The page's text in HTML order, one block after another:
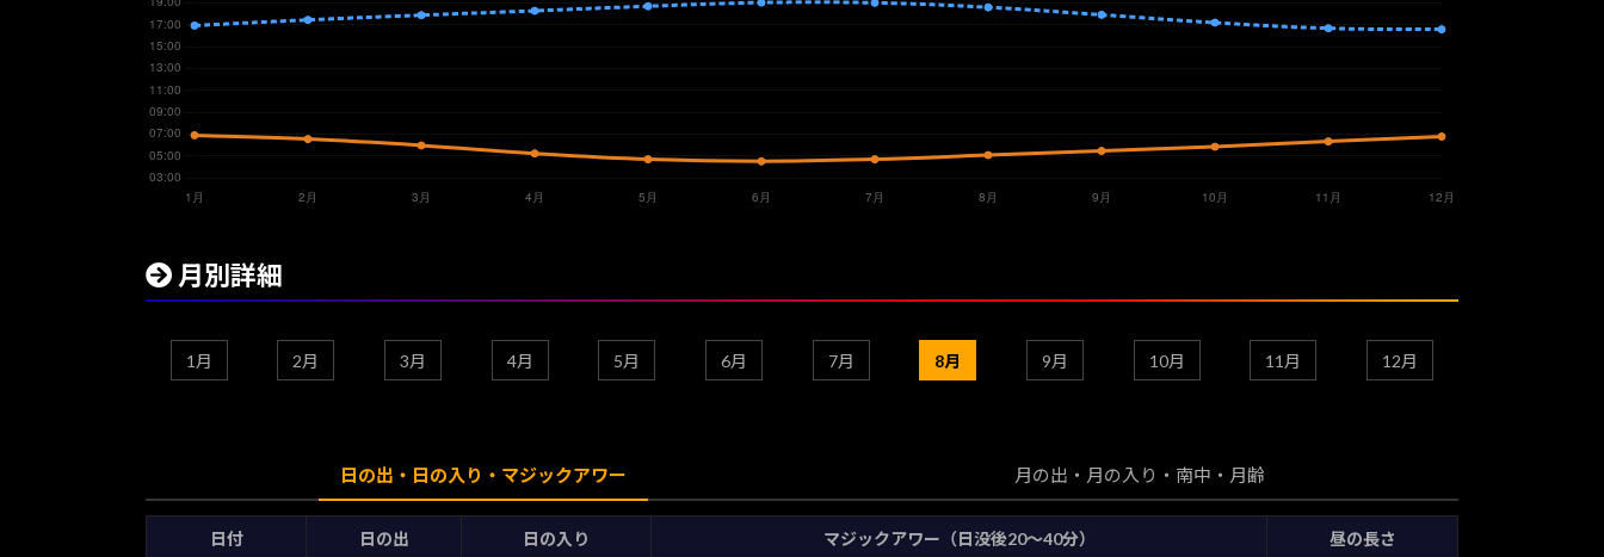
月別詳細
1月 2月 3月 4月 5月 6月 7月 8月 9月 10月 11月 12月
日の出・日の入り・マジックアワー 月の出・月の入り・南中・月齢
日付 日の出 日の入り マジックアワー（日没後20〜40分） 昼の長さ